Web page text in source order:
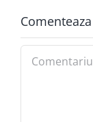
Comenteaza
Comment